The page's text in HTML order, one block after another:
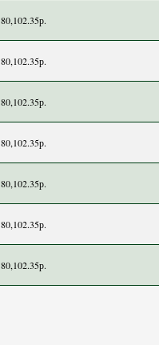
80,102.35р.
80,102.35р.
80,102.35р.
80,102.35р.
80,102.35р.
80,102.35р.
80,102.35р.